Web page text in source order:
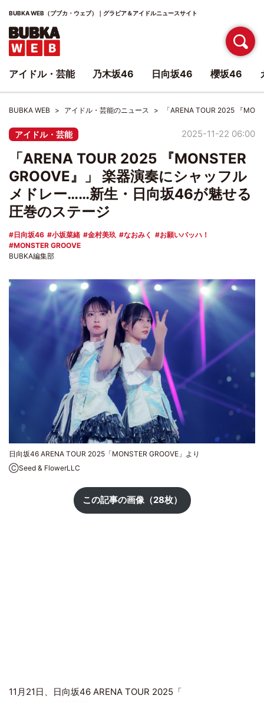
BUBKA WEB（ブブカ・ウェブ）｜グラビア＆アイドルニュースサイト
BUBKA WEB アイドル・芸能のニュース 「ARENA TOUR 2025 『
アイドル・芸能 2025-11-22 06:00
「ARENA TOUR 2025 『MONSTER
GROOVE』」 楽器演奏にシャッフル
メドレー……新生・日向坂46が魅せる
圧巻のステージ
日向坂46 小坂菜緒 金村美玖 なおみく
お願いバッハ！
MONSTER GROOVE
BUBKA編集部
日向坂46 ARENA TOUR 2025「MONSTER GROOVE」より
ⒸSeed & FlowerLLC
この記事の画像（28枚）
11月21日、 日向坂46 ARENA TOUR 2025「
アイドル・芸能 乃木坂46 日向坂46 櫻坂46